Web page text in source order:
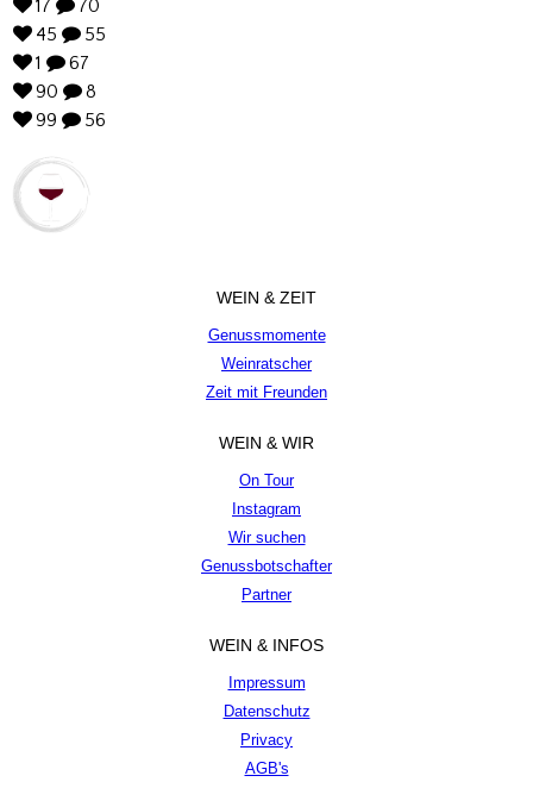
17
70
45
55
1
67
90
8
99
56
WEIN & ZEIT
Genussmomente
Weinratscher
Zeit mit Freunden
WEIN & WIR
On Tour
Instagram
Wir suchen
Genussbotschafter
Partner
WEIN & INFOS
Impressum
Datenschutz
Privacy
AGB's